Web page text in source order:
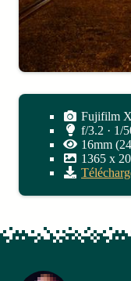
Fujifilm
f/3.2 · 1/
16mm
1365 x